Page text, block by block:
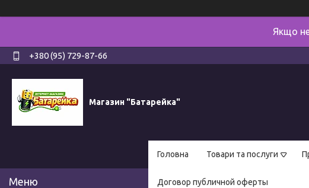
Якщо
+380 (95) 729-87-66
Магазин "Батарейка"
Головна Товари та послуги
Договор публичной оферты